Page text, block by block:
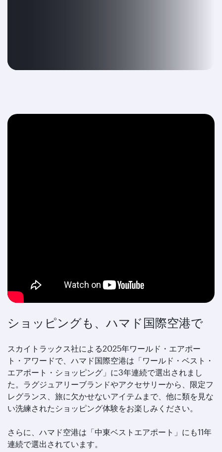
ショッピングも、ハマド国際空港で
スカイトラックス社による2025年ワールド・エアポー
ト・アワードで、ハマド国際空港は「ワールド・ベスト・
エアポート・ショッピング」に3年連続で選出されまし
た。ラグジュアリーブランドやアクセサリーから、限定フ
レグランス、旅に欠かせないアイテムまで、他に類を見な
い洗練されたショッピング体験をお楽しみください。
さらに、ハマド空港は「中東ベストエアポート」にも11年
連続で選出されています。